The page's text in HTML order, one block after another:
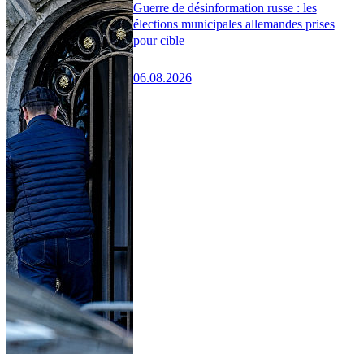
Guerre de désinformation russe : les
élections municipales allemandes prises
pour cible
06.08.2026